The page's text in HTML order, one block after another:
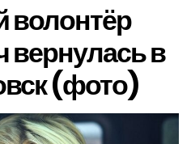
волонтёр
вернулась в
(фото)